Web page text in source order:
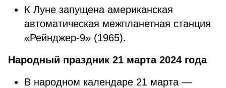
К Луне запущена американская
автоматическая межпланетная станция
«Рейнджер-9» (1965).
Народный праздник 21 марта 2024 года
В народном календаре 21 марта —